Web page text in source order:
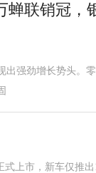
蝉联销冠，
强劲增长势头。
上市，新车仅推